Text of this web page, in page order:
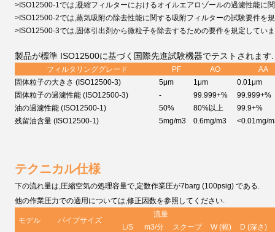
>ISO12500-1では,凝縮フィルターにおけるオイルエアロゾールの過濾性能に
>ISO12500-2では,蒸気吸附の除去性能に関する吸附フィルターの試験要件を
>ISO12500-3では,固体引出剤から微粒子を除去するための要件を規定してい
製品が標準 ISO12500に基づく国際先進試験機器でテストされま
フィルタリンググレード PF AO
AA
固体粒子の大きさ (ISO12500-3)
5μm 1μm
0.01μm
固体粒子の過濾性能 (ISO12500-3)
- 99.999+%
99.999+%
油の過濾性能 (ISO12500-1)
50% 80%以上
99.9+%
残留油含量 (ISO12500-1)
5mg/m3 0.6mg/m3 <0.01mg/
テクニカル仕様
下の流れ量は,圧縮空気の処理容量で,定数作業圧が7barg (100psig) である.
他の作業圧力での適用については,修正因数を参照してください.
モデル パイプサイズ
流量
L/S
m3/分 スクープ W (幅)
D (深さ)